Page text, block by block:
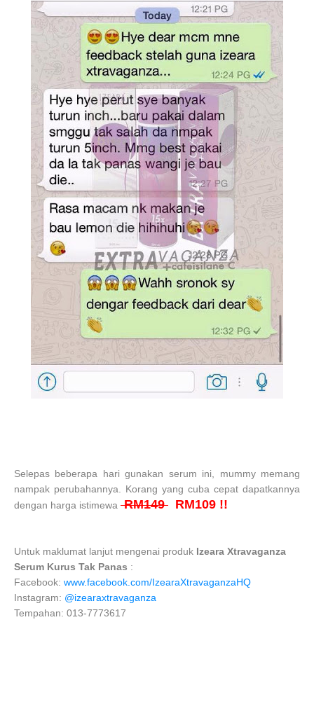
Selepas beberapa hari gunakan serum ini, mummy memang
nampak perubahannya. Korang yang cuba cepat dapatkannya
dengan harga istimewa RM149 RM109 !!
Untuk maklumat lanjut mengenai produk Izeara Xtravaganza
Serum Kurus Tak Panas :
Facebook: www.facebook.com/IzearaXtravaganzaHQ
Instagram: @izearaxtravaganza
Tempahan: 013-7773617